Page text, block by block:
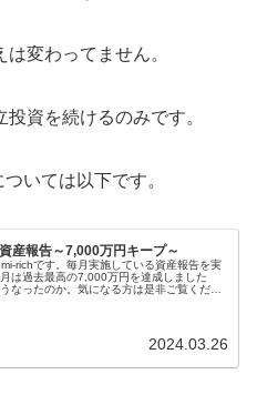
変わってません。
資を続けるのみです。
いては以下です。
産報告～7,000万円キープ～
richです。毎月実施している資産報告を実
は過去最高の7,000万円を達成しました
なったのか。気になる方は是非ご覧くださ
2024.03.26